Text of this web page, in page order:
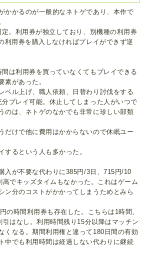
かかるのが一般的なネトゲであり、本作で
。利用券が独立しており、別機種の利用券
利用券を購入しなければプレイができず逆
は利用券を買っていなくてもプレイできる
素があった。
ベル上げ、職人依頼、日替わり討伐をする
プレイ可能。休止してしまった人がいつで
のは、ネトゲのなかでも非常に珍しい部類
だけで他に費用はかからないので休眠ユー
するという人も多かった。
入が不要な代わりに385円/3日、715円/10
高でキッズタイムもなかった。これはゲーム
ン分のコストがかかってしまうためとみら
の時間利用券も存在した。こちらは1時間、
はなし。利用時間残り15分以降はマッチン
くなる。期間利用権と違って180日間の有効
中でも利用時間は経過しない代わりに継続